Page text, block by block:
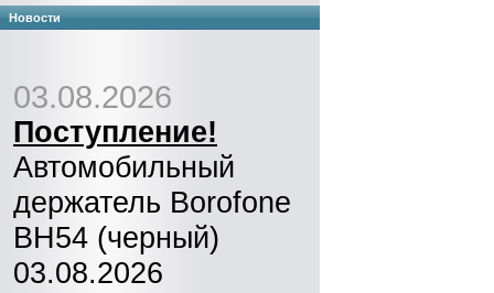
Новости
03.08.2026
Поступление!
Автомобильный
держатель Borofone
BH54 (черный)
03.08.2026